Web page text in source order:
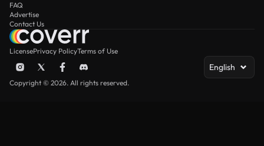
FAQ
Advertise
Contact Us
LicensePrivacy PolicyTerms of Use
English
Copyright © 2026. All rights reserved.